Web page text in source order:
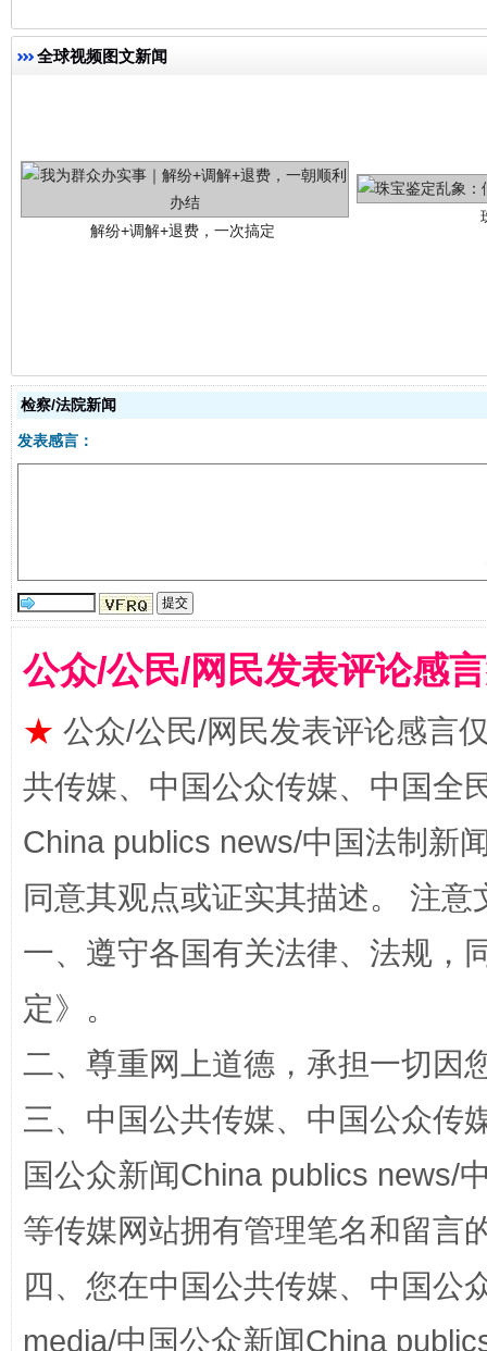
全球视频图文新闻
漫山遍野的桃花与雪山、麦地、白藏房 除
招工难、用工荒背后
网上购药对药下症？
检察/法院新闻
发表感言：
公众/公民/网民发表评论感
★ 公众/公民/网民发表评论感言
共传媒、中国公众传媒、中国全
China publics news/中国法制新
同意其观点或证实其描述。 注
一、遵守各国有关法律、法规，
定》。
二、尊重网上道德，承担一切因
三、中国公共传媒、中国公众传
国公众新闻China publics news/
等传媒网站拥有管理笔名和留言
四、您在中国公共传媒、中国公
media/中国公众新闻China